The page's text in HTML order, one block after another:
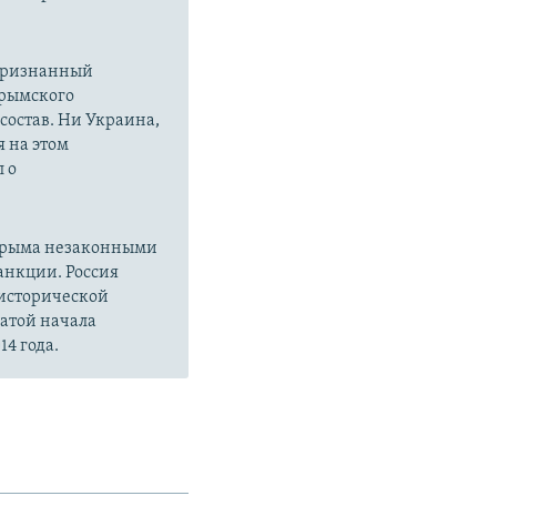
Ни Украина,
на этом
о
незаконными
Россия
начала
года.